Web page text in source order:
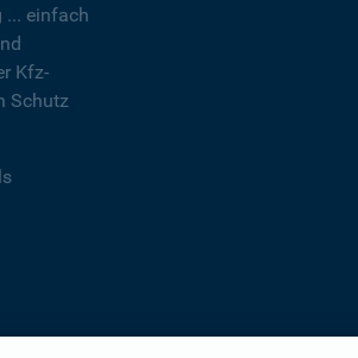
... einfach
Kfz-
Schutz